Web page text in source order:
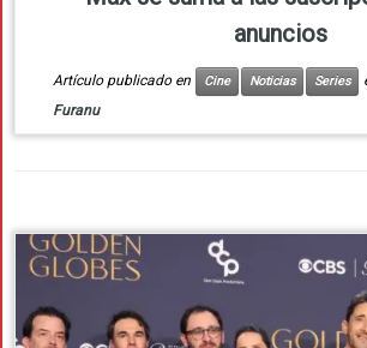
anuncios
Artículo publicado en Cine Noticias Series
Furanu